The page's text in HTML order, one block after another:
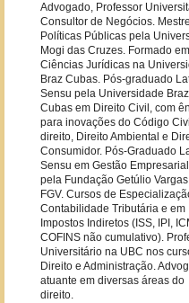
Advogado, Professor
Consultor de Negócios.
Políticas Públicas pela
Mogi das Cruzes. Formado em
Ciências Jurídicas na
Braz Cubas. Pós-graduado
Sensu pela Universidade Braz
Cubas em Direito Civil, com
para inovações do Código
direito, Direito Ambiental e
Consumidor. Pós-Graduado
Sensu em Gestão
pela Fundação Getúlio
FGV. Cursos de
Contabilidade Tributária e em
Impostos Indiretos (ISS, IPI,
COFINS não cumulativo).
Universitário na UBC nos
Direito e Administração.
atuante em diversas áreas do
direito.